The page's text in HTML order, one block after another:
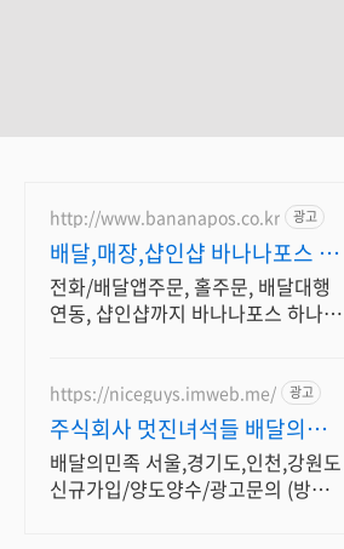
http://www.bananapos.co.kr 광고
배달,매장,샵인샵 바나나포스 가
입시 1개월 무료
전화/배달앱주문, 홀주문, 배달대행
연동, 샵인샵까지 바나나포스 하나로
https://niceguys.imweb.me/ 광고
주식회사 멋진녀석들 배달의민족
공식협력사
배달의민족 서울,경기도,인천,강원도
신규가입/양도양수/광고문의 (방문상